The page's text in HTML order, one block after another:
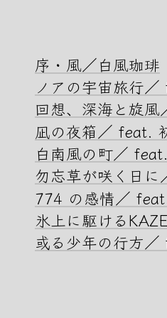
序・風／白風珈琲
ノアの宇宙旅行
回想、深海と旋
凪の夜箱／ feat.
白南風の町／
勿忘草が咲く日
774 の感情／
氷上に駆ける
或る少年の行方